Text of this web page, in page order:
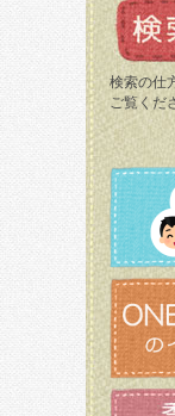
検索の仕
ご覧くだ